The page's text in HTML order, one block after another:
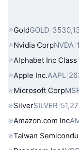
Asset reali
GoldGOLD
Nvidia CorpNVDA
Alphabet Inc Class
Apple Inc.AAPL
Microsoft Corp
SilverSILVER
Amazon.com Inc
Taiwan